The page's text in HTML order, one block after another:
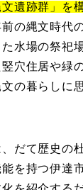
文遺跡群」を
の縄文時代
水場の祭祀
穴住居や緑
の暮らしに
だて歴史の
を持つ伊達